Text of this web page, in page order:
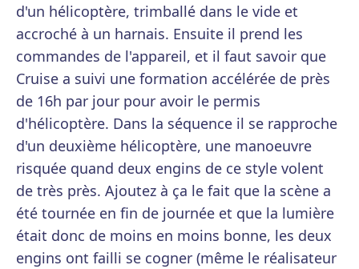
d'un hélicoptère, trimballé dans le vide et
accroché à un harnais. Ensuite il prend les
commandes de l'appareil, et il faut savoir que
Cruise a suivi une formation accélérée de près
de 16h par jour pour avoir le permis
d'hélicoptère. Dans la séquence il se rapproche
d'un deuxième hélicoptère, une manoeuvre
risquée quand deux engins de ce style volent
de très près. Ajoutez à ça le fait que la scène a
été tournée en fin de journée et que la lumière
était donc de moins en moins bonne, les deux
engins ont failli se cogner (même le réalisateur